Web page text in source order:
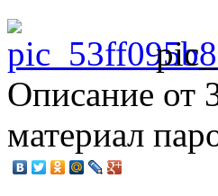
Описание от
материал